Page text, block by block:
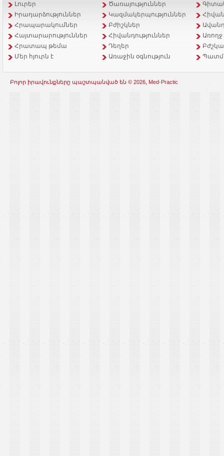
Լուրեր Ծառայություններ
Իրադարձություններ
Կազմակերպություններ
Հրապարակումներ
Բժիշկներ
Հայտարարություններ
Հիվանդություններ
Հրատապ թեմա
Դեղեր
Մեր հյուրն է
Առաջին օգնություն
Բոլոր իրավունքները պաշտպանված են © 2026, Med-Practic